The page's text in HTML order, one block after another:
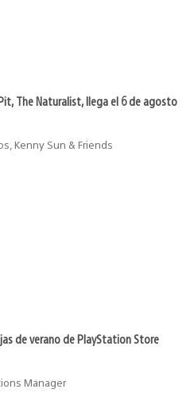
The Naturalist, llega el 6 de agosto
Kenny Sun & Friends
de verano de PlayStation Store
Manager